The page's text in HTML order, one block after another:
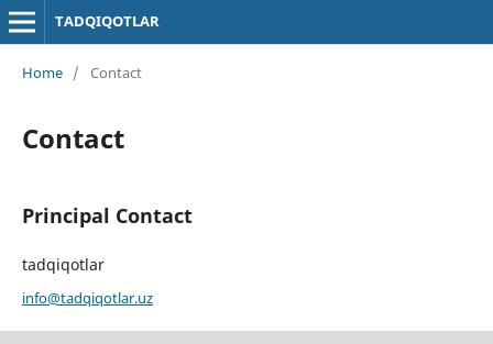
TADQIQOTLAR
Home / Contact
Contact
Principal Contact
tadqiqotlar
info@tadqiqotlar.uz